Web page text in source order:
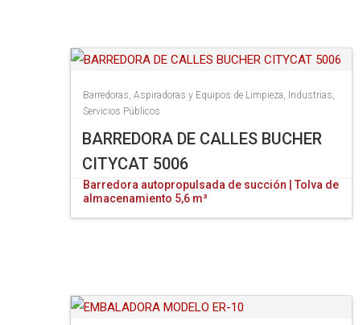
Barredoras, Aspiradoras y Equipos de Limpieza, Industrias,
Servicios Públicos
BARREDORA DE CALLES BUCHER
CITYCAT 5006
Barredora autopropulsada de succión | Tolva de
almacenamiento 5,6 m³